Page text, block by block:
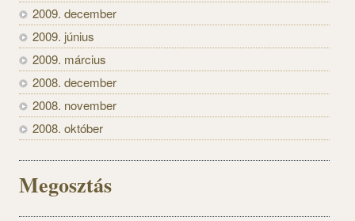
2009. december
2009. június
2009. március
2008. december
2008. november
2008. október
Megosztás